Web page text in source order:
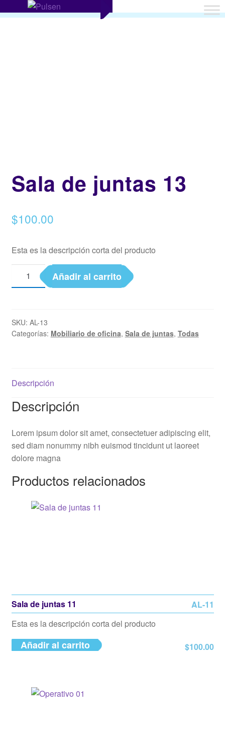
Sala de juntas 13
$100.00
Esta es la descripción corta del producto
Añadir al carrito
SKU: AL-13
Categorías: Mobiliario de oficina, Sala de juntas, Todas
Descripción
Descripción
Lorem ipsum dolor sit amet, consectetuer adipiscing elit,
sed diam nonummy nibh euismod tincidunt ut laoreet
dolore magna
Productos relacionados
Sala de juntas 11
$100.00
AL-11
Esta es la descripción corta del producto
Añadir al carrito